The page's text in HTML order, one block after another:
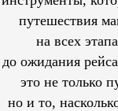
путешествия
на всех
до ожидания
это не только
но и то,